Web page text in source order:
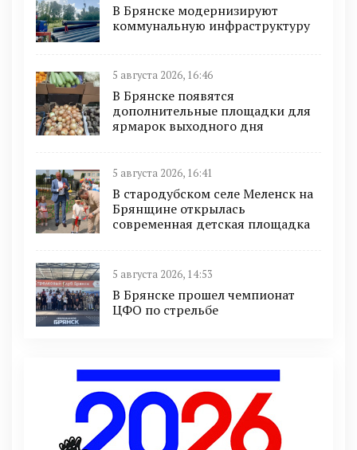
В Брянске модернизируют
коммунальную инфраструктуру
5 августа 2026, 16:46
В Брянске появятся
дополнительные площадки для
ярмарок выходного дня
5 августа 2026, 16:41
В стародубском селе Меленск на
Брянщине открылась
современная детская площадка
5 августа 2026, 14:53
В Брянске прошел чемпионат
ЦФО по стрельбе